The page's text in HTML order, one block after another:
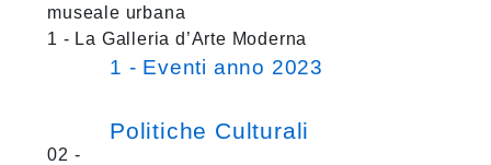
museale urbana
1 - La Galleria d’Arte Moderna
1 - Eventi anno 2023
Politiche Culturali
02 -